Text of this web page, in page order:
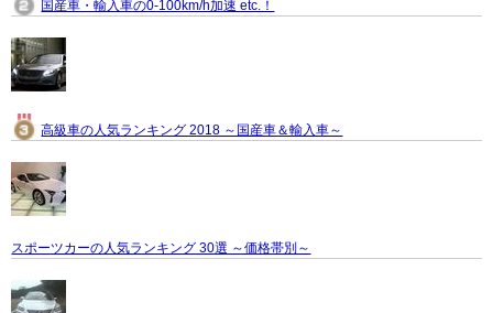
国産車・輸入車の0-100km/h加速 etc.！
高級車の人気ランキング 2018 ～国産車＆輸入車～
スポーツカーの人気ランキング 30選 ～価格帯別～